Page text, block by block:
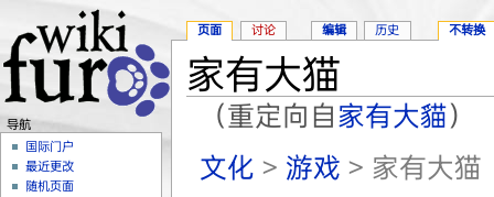
家有大猫
（重定向自 家有大貓）
文化 > 游戏 > 家有大猫
页面 讨论 编辑 历史 不转换
导航
国际门户
最近更改
随机页面